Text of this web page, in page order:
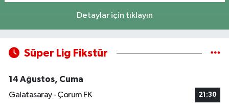
Detaylar için tıklayın
Süper Lig Fikstür
14 Ağustos, Cuma
Galatasaray - Çorum FK
21:30